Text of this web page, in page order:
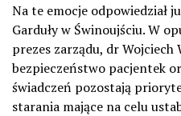
Na te emocje odpowiedział
Garduły w Świnoujściu. W
prezes zarządu, dr Wojciech
bezpieczeństwo pacjentek
świadczeń pozostają
starania mające na celu